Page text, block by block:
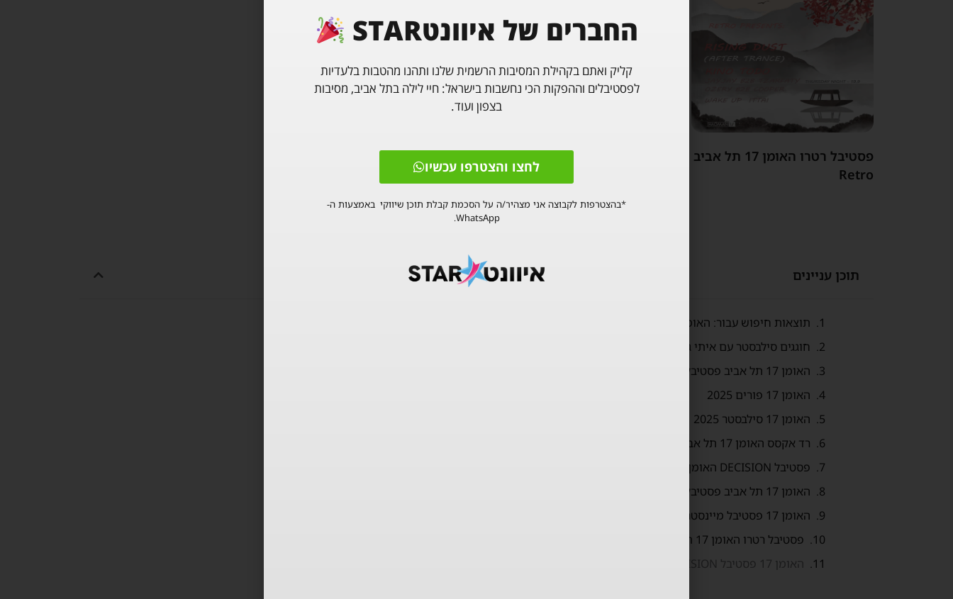
פסטיבל רטרו האומן 17 תל אביב
Retro
האומן 17 פסטיבל DECISION
2
3
4
תוכן עניינים
תוצאות חיפוש עבור: האומן 17
חוגגים סילבסטר עם איתי גלו בהאומן 17
האומן 17 תל אביב פסטיבל 12.12
האומן 17 פורים 2025
האומן 17 סילבסטר 2025
רד אקסס האומן 17 תל אביב Selected
פסטיבל DECISION האומן 17 ת״א 05.12
האומן 17 תל אביב פסטיבל מיינסטרים 28.11
האומן 17 פסטיבל מיינסטרים 14.11
פסטיבל רטרו האומן 17 תל אביב Retro
האומן 17 פסטיבל DECISION סוכות 2024
החברים של איוונטSTAR
קליק ואתם בקהילת המסיבות הרשמית שלנו ותהנו מהטבות בלעדיות
לפסטיבלים וההפקות הכי נחשבות בישראל: חיי לילה בתל אביב, מסיבות
בצפון ועוד.
לחצו והצטרפו עכשיו
*בהצטרפות לקבוצה אני מצהיר/ה על הסכמת קבלת תוכן שיווקי באמצעות ה-
WhatsApp.